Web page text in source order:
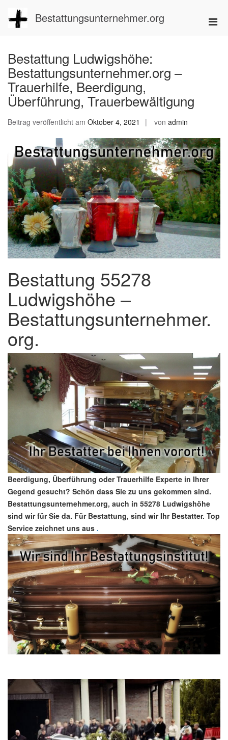
Inhalt
springen
Bestattungsunternehmer.org
Bestattung Ludwigshöhe:
Bestattungsunternehmer.org –
Trauerhilfe, Beerdigung,
Überführung, Trauerbewältigung
Beitrag veröffentlicht am Oktober 4, 2021 von admin
Bestattung 55278
Ludwigshöhe –
Bestattungsunternehmer.
org.
Beerdigung, Überführung oder Trauerhilfe Experte in Ihrer
Gegend gesucht? Schön dass Sie zu uns gekommen sind.
Bestattungsunternehmer.org, auch in 55278 Ludwigshöhe
sind wir für Sie da. Für Bestattung, sind wir Ihr Bestatter. Top
Service zeichnet uns aus .